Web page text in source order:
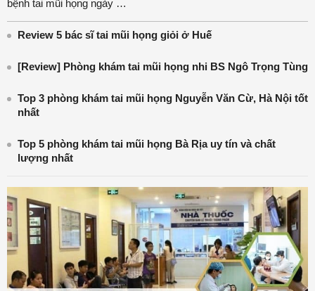
bệnh tai mũi họng ngày …
Review 5 bác sĩ tai mũi họng giỏi ở Huế
[Review] Phòng khám tai mũi họng nhi BS Ngô Trọng Tùng
Top 3 phòng khám tai mũi họng Nguyễn Văn Cừ, Hà Nội tốt
nhất
Top 5 phòng khám tai mũi họng Bà Rịa uy tín và chất
lượng nhất